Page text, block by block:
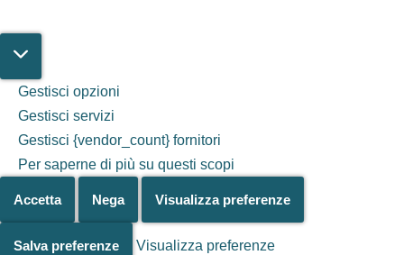
Gestisci opzioni
Gestisci servizi
Gestisci {vendor_count} fornitori
Per saperne di più su questi scopi
Accetta Nega Visualizza preferenze
Salva preferenze Visualizza preferenze